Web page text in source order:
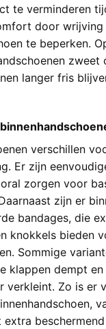
te verminderen
door wrijving
te beperken.
langer fris
verschillen
Er zijn
zorgen voor
zijn er
bandages, die
knokkels bieden
Sommige
klappen dempt
verkleint. Zo is er
beschermend